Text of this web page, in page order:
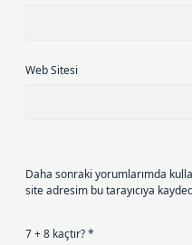
Web Sitesi
Daha sonraki yorumlarımda
site adresim bu tarayıcıya
7 + 8 kaçtır?*